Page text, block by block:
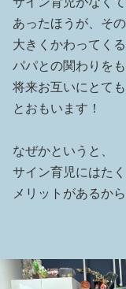
あったほうが、そ
大きくかわってくる
パパとの関わりを
将来お互いにとて
とおもいます！
なぜかというと、
サイン育児にはた
メリットがあるか